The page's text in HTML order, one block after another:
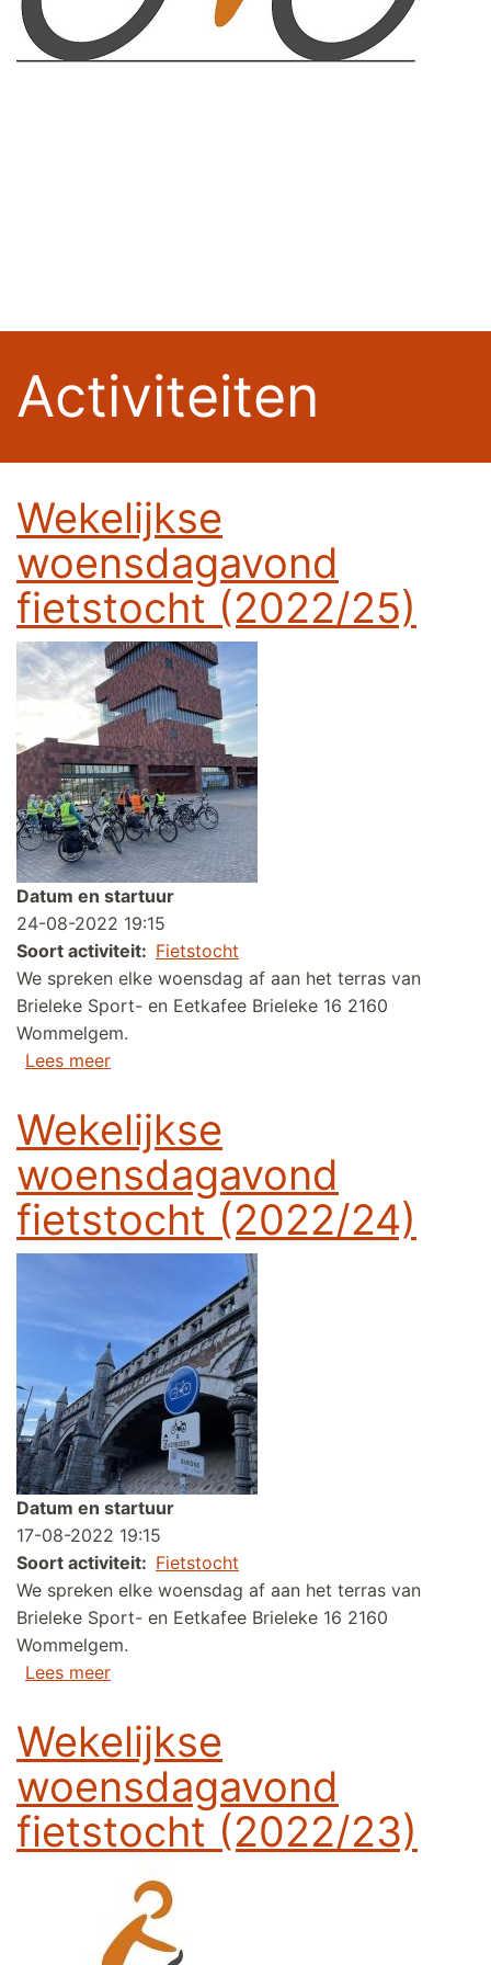
Activiteiten
Wekelijkse
woensdagavond
fietstocht (2022/25)
Datum en startuur
24-08-2022 19:15
Soort activiteit
Fietstocht
We spreken elke woensdag af aan het terras van
Brieleke Sport- en Eetkafee Brieleke 16 2160
Wommelgem.
Lees meerover Wekelijkse woensdagavond fietstocht
Wekelijkse
woensdagavond
fietstocht (2022/24)
Datum en startuur
17-08-2022 19:15
Soort activiteit
Fietstocht
We spreken elke woensdag af aan het terras van
Brieleke Sport- en Eetkafee Brieleke 16 2160
Wommelgem.
Lees meerover Wekelijkse woensdagavond fietstocht
Wekelijkse
woensdagavond
fietstocht (2022/23)